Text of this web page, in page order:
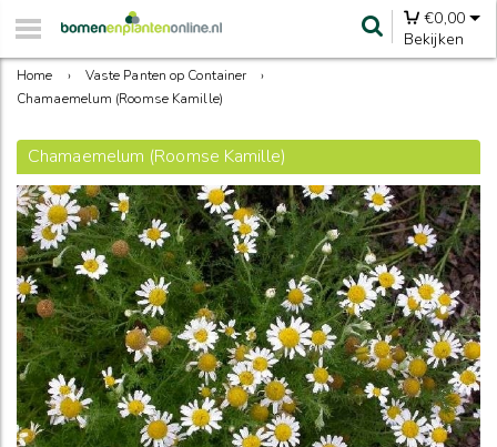
€0,00
Bekijken
Home › Vaste Panten op Container
›
Chamaemelum (Roomse Kamille)
Chamaemelum (Roomse Kamille)